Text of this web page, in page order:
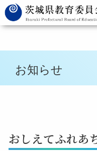
お知らせ
おしえてふれあ